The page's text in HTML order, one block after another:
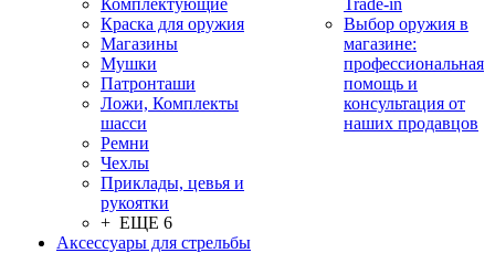
Комплектующие
Краска для оружия
Магазины
Мушки
Патронташи
Ложи, Комплекты
шасси
Ремни
Чехлы
Приклады, цевья и
рукоятки
+ ЕЩЕ 6
Аксессуары для стрельбы
Trade-in
Выбор оружия в
магазине:
профессиональная
помощь и
консультация от
наших продавцов